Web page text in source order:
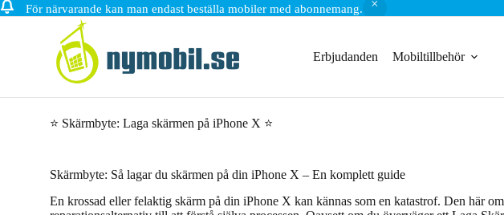
För närvarande kan man endast beställa mobiler med abonnemang.
Erbjudanden Mobiltillbehör
⭐ Skärmbyte: Laga skärmen på iPhone X ⭐
Skärmbyte: Så lagar du skärmen på din iPhone X – En komplett guide
En krossad eller felaktig skärm på din iPhone X kan kännas som en katastrof. Den här